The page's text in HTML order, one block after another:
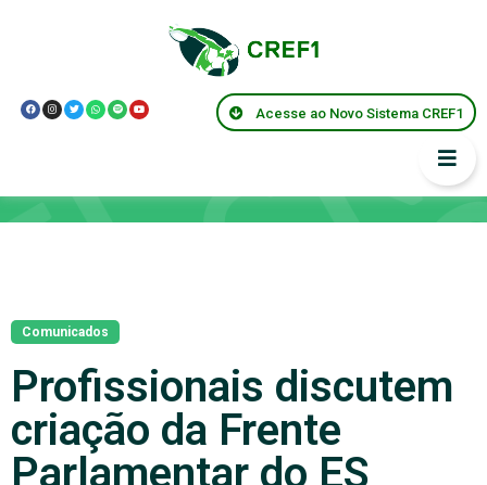
Acesse ao Novo Sistema CREF1
Comunicados
Profissionais discutem
criação da Frente
Parlamentar do ES